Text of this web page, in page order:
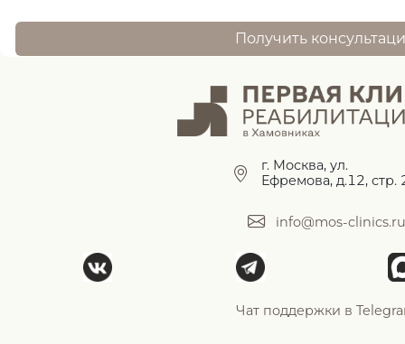
Получить
г. Москва, ул.
Ефремова, д.12, стр.
info@mos-clinics.ru
Чат поддержки в